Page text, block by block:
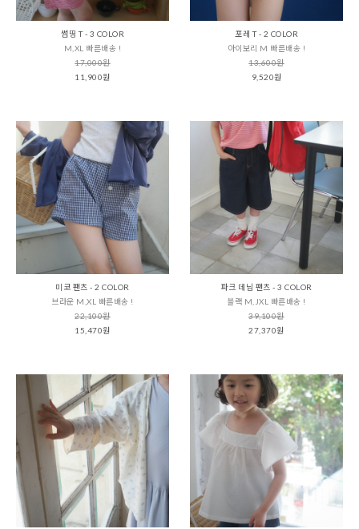
썸띵 T - 3 COLOR
M,XL 빠른배송 !
17,000원
11,900원
포레 T - 2 COLOR
아이보리 M 빠른배송 !
13,600원
9,520원
미코 팬츠 - 2 COLOR
브라운 M,XL 빠른배송 !
22,100원
15,470원
파크 데님 팬츠 - 3 COLOR
블랙 M,JXL 빠른배송 !
39,100원
27,370원